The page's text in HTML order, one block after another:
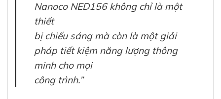
Nanoco NED156 không chỉ là một
thiết
bị chiếu sáng mà còn là một giải
pháp tiết kiệm năng lượng thông
minh cho mọi
công trình.”